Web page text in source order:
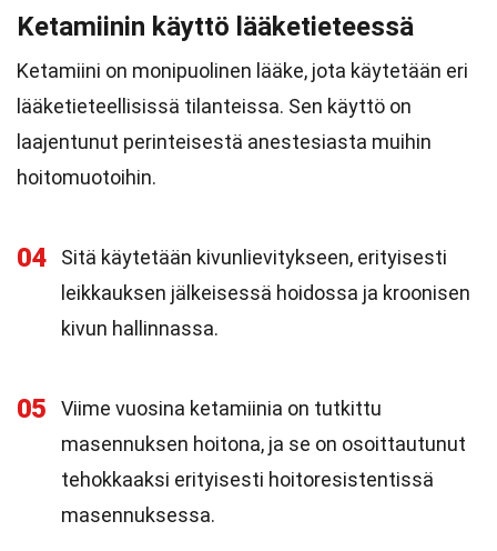
Ketamiinin käyttö lääketieteessä
Ketamiini on monipuolinen lääke, jota käytetään eri
lääketieteellisissä tilanteissa. Sen käyttö on
laajentunut perinteisestä anestesiasta muihin
hoitomuotoihin.
04
Sitä käytetään kivunlievitykseen, erityisesti
leikkauksen jälkeisessä hoidossa ja kroonisen
kivun hallinnassa.
05
Viime vuosina ketamiinia on tutkittu
masennuksen hoitona, ja se on osoittautunut
tehokkaaksi erityisesti hoitoresistentissä
masennuksessa.